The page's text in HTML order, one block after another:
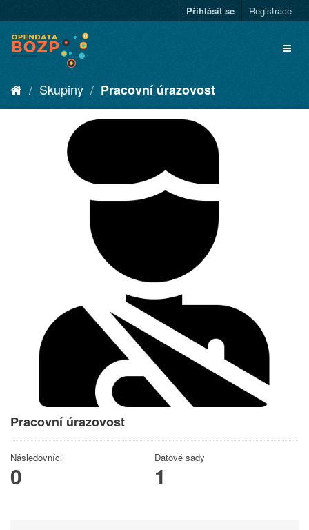
Přihlásit se Registrace
Skupiny Pracovní úrazovost
Pracovní úrazovost
Následovníci
0
Datové sady
1